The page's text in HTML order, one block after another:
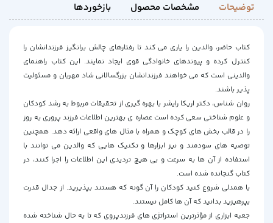
توضیحات مشخصات محصول بازخوردها
کتاب حاضر، والدین را یاری می کند تا رفتارهای چالش برانگیز فرزندانشان را
کنترل کرده و پیوندهای خانوادگی قوی ایجاد نمایند. این کتاب راهنمای
والدینی است که می خواهند فرزندانشان بزرگسالانی شاد مهربان و مسئولیت
پذیر باشند.
روان شناس، دکتر اریکا رایشر با بهره گیری از تحقیقات مربوط به رشد کودکان
و علوم شناختی سعی کرده است عصاره ی بهترین اطلاعات فرزند پروری به روز
را در قالب بخش های کوچک و همراه با مثال های واقعی ارائه دهد. همچنین
توصیه های سودمند و نیز ابزارها و تکنیک هایی که والدین می توانند با
استفاده از آن ها به سرعت و بی هیچ تردیدی این اطلاعات را اجرا کنند، در
کتاب گنجانده شده است.
با همدلی شروع کنید کودکان را آن گونه که هستند بپذیرید. از جدال قدرت
بپرهیزید بدانید که آن ها کامل نیستند.
جعبه ابزاری از مؤثرترین استراتژی های فرزندپروی که تا به حال شناخته شده